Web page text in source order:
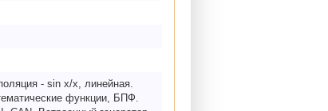
- sin x/х, линейная.
функции, БПФ.